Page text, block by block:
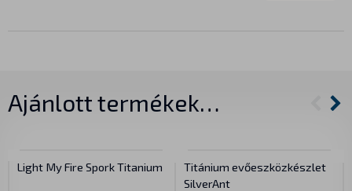
Ajánlott termékek…
Light My Fire Spork Titanium
Titánium evőeszközkészlet
SilverAnt